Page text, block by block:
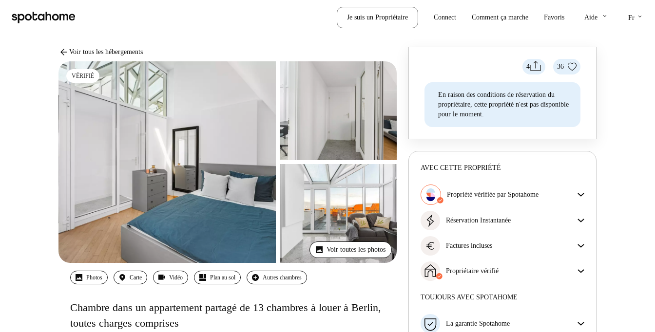
Je suis un Propriétaire Connect Comment ça marche Favoris Aide keyboard_arrow_down Fr keyboard_arrow_down
arrow_back Voir tous les hébergements
VÉRIFIÉ
Voir toutes les photos
Photos Carte Vidéo Plan au sol Autres chambres
Chambre dans un appartement partagé de 13 chambres à louer à Berlin,
toutes charges comprises
4 36
En raison des conditions de réservation du
propriétaire, cette propriété n'est pas disponible
pour le moment.
AVEC CETTE PROPRIÉTÉ
Propriété vérifiée par Spotahome
obtiens exactement ce que tu vois dans l'annonce.
Réservation Instantanée
acceptée immédiatement si elle satisfait les
euro Factures incluses
incluses, couvrant le loyer et les services pour une
expérience de location sans tracas.
Propriétaire vérifié
Plus d'informations sur ce propriétaire
TOUJOURS AVEC SPOTAHOME
La garantie Spotahome